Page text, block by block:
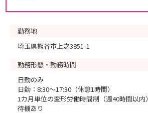
勤務地
埼玉県熊谷市上之3851-1
勤務形態・勤務時間
日勤のみ
日勤：8:30～17:30（休憩1時間）
1カ月単位の変形労働時間制（週40時間以内）
待機あり